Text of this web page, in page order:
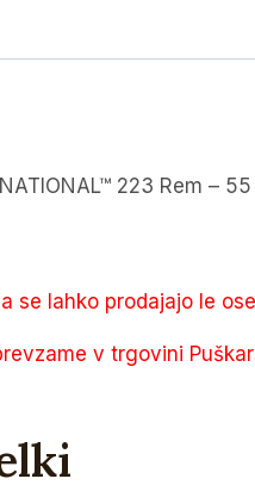
223 Rem –
se lahko prodajajo le
v trgovini